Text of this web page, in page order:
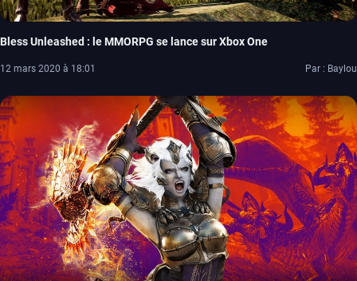
Bless Unleashed : le MMORPG se lance sur Xbox One
12 mars 2020 à 18:01 Par : Baylou